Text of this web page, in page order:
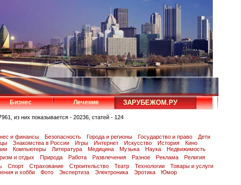
Бизнес Лечение ЗАРУБЕЖОМ.РУ
из них показывается - 20236, статей - 124
и финансы Безопасность Города и регионы Государство и право
Дети
Знакомства в России Игры Интернет Искусство История
Кино
Компьютеры Литература Медицина Музыка Наука
Недвижимость
и отдых Природа Работа Развлечения Разное Реклама
Религия
Спорт Страхование Строительство Театр Технологии
Товары и услуги
и хобби Фото Экспертиза Электроника Эротика Юмор